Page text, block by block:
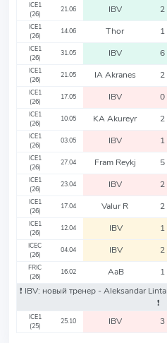
ICE1
(26)
21.06 IBV 2
ICE1
(26)
14.06 Thor 1
ICE1
(26)
31.05 IBV 6
ICE1
(26)
21.05 IA Akranes 2
ICE1
(26)
17.05 IBV 0
ICE1
(26)
10.05 KA Akureyr 2
ICE1
(26)
03.05 IBV 1
ICE1
(26)
27.04 Fram Reykj 5
ICE1
(26)
23.04 IBV 2
ICE1
(26)
17.04 Valur R 2
ICE1
(26)
12.04 IBV 1
ICEC
(26)
04.04 IBV 2
FRIC
(26)
16.02 AaB 1
❗️ IBV: новый тренер - Aleksandar Linta
❗️
ICE1
(25)
25.10 IBV 3